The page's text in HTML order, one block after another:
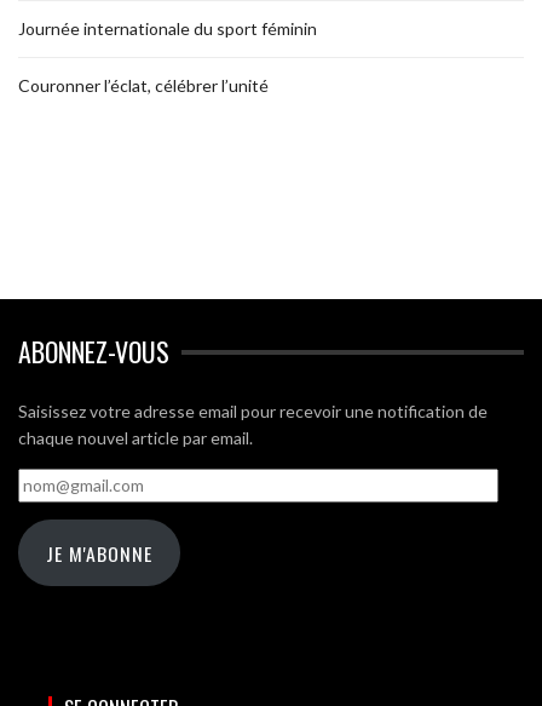
Journée internationale du sport féminin
Couronner l’éclat, célébrer l’unité
ABONNEZ-VOUS
Saisissez votre adresse email pour recevoir une notification de
chaque nouvel article par email.
nom@gmail.com
JE M'ABONNE